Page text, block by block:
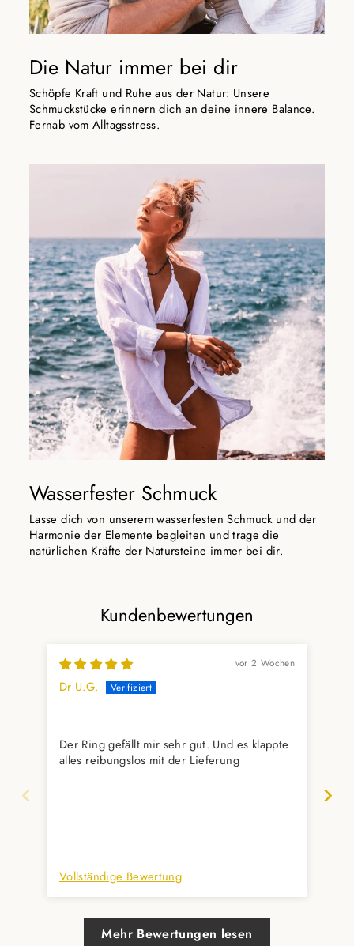
Die Natur immer bei dir
Schöpfe Kraft und Ruhe aus der Natur: Unsere
Schmuckstücke erinnern dich an deine innere Balance.
Fernab vom Alltagsstress.
Wasserfester Schmuck
Lasse dich von unserem wasserfesten Schmuck und der
Harmonie der Elemente begleiten und trage die
natürlichen Kräfte der Natursteine immer bei dir.
Kundenbewertungen
vor 2 Wochen
Dr U.G.
Der Ring gefällt mir sehr gut. Und es klappte
alles reibungslos mit der Lieferung
Vollständige Bewertung
Mehr Bewertungen lesen